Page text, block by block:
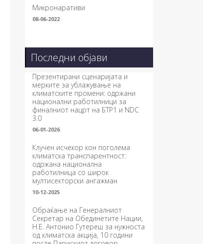
Микронаративи
08-06-2022
Последни објави
Презентирани сценаријата и
мерките за ублажување на
климатските промени: одржани
национални работилници за
финалниот нацрт на БТР1 и NDC
3.0
06-01-2026
Клучен исчекор кон поголема
климатска транспарентност:
одржана национална
работилница со широк
мултисекторски ангажман
10-12-2025
Обраќање на Генералниот
Секретар на Обединетите Нации,
Н.Е. Антонио Гутереш за нужноста
од климатска акција, 10 години